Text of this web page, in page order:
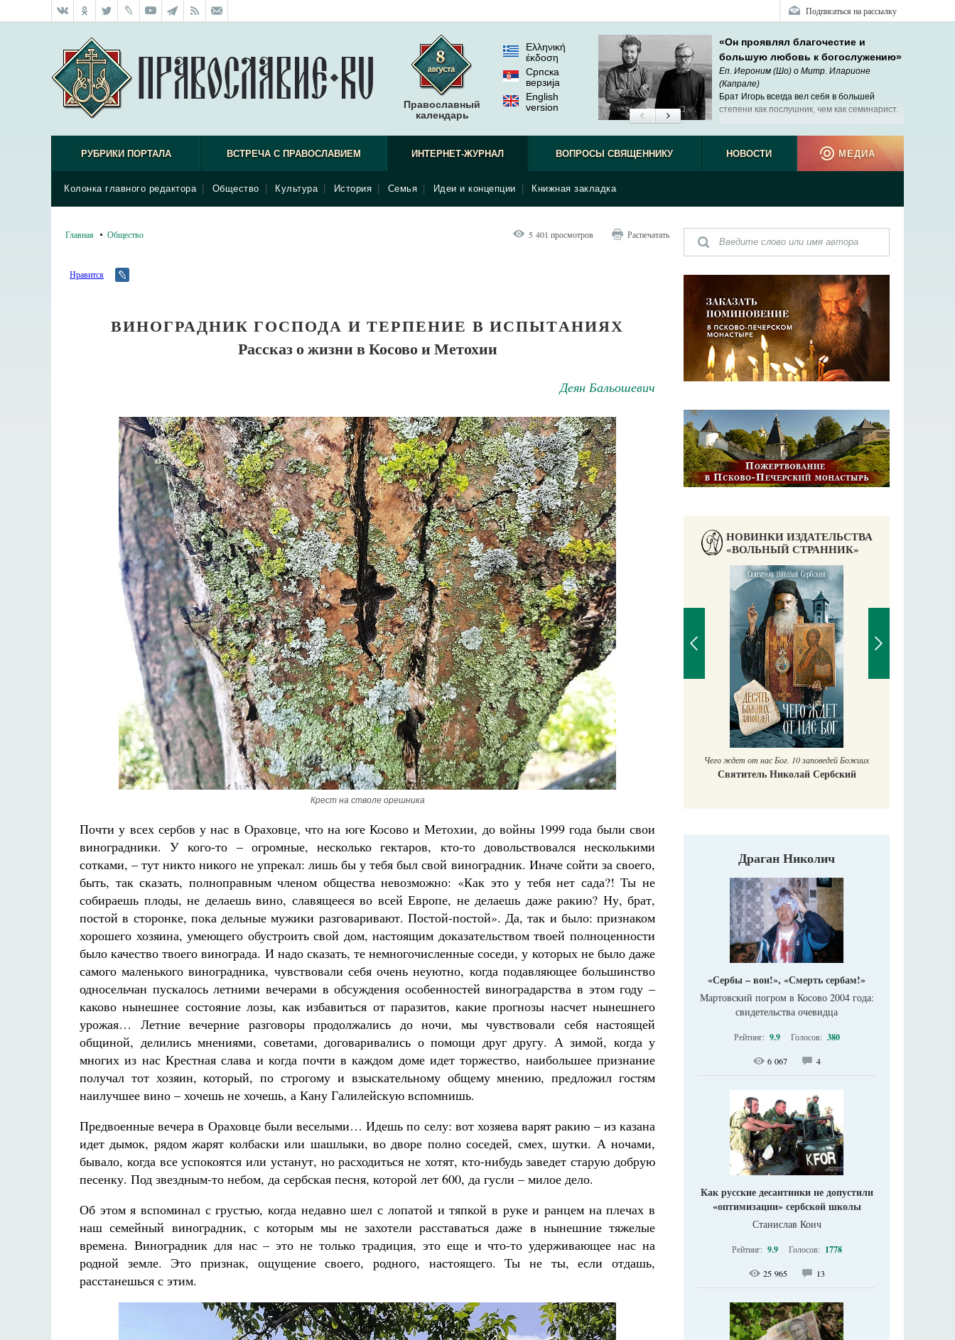
Подписаться на рассылку
Православный
календарь
Ελληνική
έκδοση
Српска
верзиjа
English
version
«Он проявлял благочестие и
большую любовь к богослужению»
Еп. Иероним (Шо) о Митр. Иларионе
(Капрале)
Брат Игорь всегда вел себя в большей
степени как послушник, чем как семинарист.
РУБРИКИ ПОРТАЛА ВСТРЕЧА С ПРАВОСЛАВИЕМ ИНТЕРНЕТ-ЖУРНАЛ
Колонка главного редактора Общество Культура История Семья Идеи и концепции Книжная закладка
ВОПРОСЫ СВЯЩЕННИКУ НОВОСТИ МЕДИА
Главная Общество 5 401 просмотров Распечатать
Нравится
ВИНОГРАДНИК ГОСПОДА И ТЕРПЕНИЕ В ИСПЫТАНИЯХ
Рассказ о жизни в Косово и Метохии
Деян Бальошевич
Крест на стволе орешника
Почти у всех сербов у нас в Ораховце, что на юге Косово и Метохии, до войны 1999 года были свои
виноградники. У кого-то – огромные, несколько гектаров, кто-то довольствовался несколькими
сотками, – тут никто никого не упрекал: лишь бы у тебя был свой виноградник. Иначе сойти за своего,
быть, так сказать, полноправным членом общества невозможно: «Как это у тебя нет сада?! Ты не
собираешь плоды, не делаешь вино, славящееся во всей Европе, не делаешь даже ракию? Ну, брат,
постой в сторонке, пока дельные мужики разговаривают. Постой-постой». Да, так и было: признаком
хорошего хозяина, умеющего обустроить свой дом, настоящим доказательством твоей полноценности
было качество твоего винограда. И надо сказать, те немногочисленные соседи, у которых не было даже
самого маленького виноградника, чувствовали себя очень неуютно, когда подавляющее большинство
односельчан пускалось летними вечерами в обсуждения особенностей виноградарства в этом году –
каково нынешнее состояние лозы, как избавиться от паразитов, какие прогнозы насчет нынешнего
урожая… Летние вечерние разговоры продолжались до ночи, мы чувствовали себя настоящей
общиной, делились мнениями, советами, договаривались о помощи друг другу. А зимой, когда у
многих из нас Крестная слава и когда почти в каждом доме идет торжество, наибольшее признание
получал тот хозяин, который, по строгому и взыскательному общему мнению, предложил гостям
наилучшее вино – хочешь не хочешь, а Кану Галилейскую вспомнишь.
Предвоенные вечера в Ораховце были веселыми… Идешь по селу: вот хозяева варят ракию – из казана
идет дымок, рядом жарят колбаски или шашлыки, во дворе полно соседей, смех, шутки. А ночами,
бывало, когда все успокоятся или устанут, но расходиться не хотят, кто-нибудь заведет старую добрую
песенку. Под звездным-то небом, да сербская песня, которой лет 600, да гусли – милое дело.
Об этом я вспоминал с грустью, когда недавно шел с лопатой и тяпкой в руке и ранцем на плечах в
наш семейный виноградник, с которым мы не захотели расставаться даже в нынешние тяжелые
времена. Виноградник для нас – это не только традиция, это еще и что-то удерживающее нас на
родной земле. Это признак, ощущение своего, родного, настоящего. Ты не ты, если отдашь,
расстанешься с этим.
НОВИНКИ ИЗДАТЕЛЬСТВА
«ВОЛЬНЫЙ СТРАННИК»
Как найти своё место в жизни
Кирилл Мурышев
Великомученик Георгий Победоносец. Научись у
святого
Роман Котов Чего ждет от нас Бог. 10 заповедей Божиих
Святитель Николай Сербский
Православный мальчик
Екатерина Баканова
Драган Николич
«Сербы – вон!», «Смерть сербам!»
Мартовский погром в Косово 2004 года:
свидетельства очевидца
Рейтинг: 9.9 Голосов: 380
6 067 4
Как русские десантники не допустили
«оптимизации» сербской школы
Станислав Коич
Рейтинг: 9.9 Голосов: 1778
25 965 13